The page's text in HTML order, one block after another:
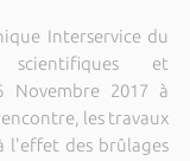
Interservice du
scientifiques et
2017 à
les travaux
l'effet des brûlages